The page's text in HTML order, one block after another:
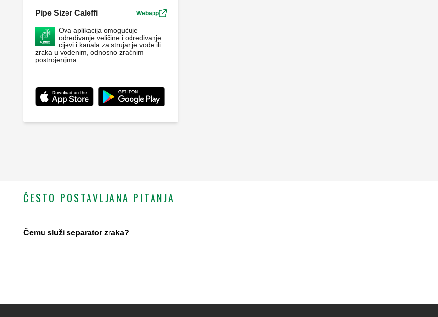
Pipe Sizer Caleffi Webapp
Ova aplikacija omogućuje
određivanje veličine i određivanje
cijevi i kanala za strujanje vode ili
zraka u vodenim, odnosno zračnim
postrojenjima.
ČESTO POSTAVLJANA PITANJA
Čemu služi separator zraka?